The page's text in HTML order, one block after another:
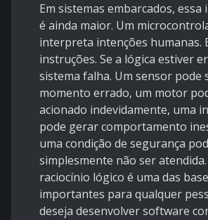
Em sistemas embarcados, essa
é ainda maior. Um
interpreta intenções humanas.
instruções. Se a lógica estiver
sistema falha. Um sensor pode
momento errado, um motor
acionado indevidamente, uma
pode gerar comportamento
uma condição de segurança
simplesmente não ser
raciocínio lógico é uma das
importantes para qualquer
deseja desenvolver software